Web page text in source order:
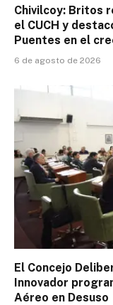
Chivilcoy: Britos
el CUCH y
Puentes en el
6 de agosto de 2026
El Concejo
Innovador
Aéreo en Desuso